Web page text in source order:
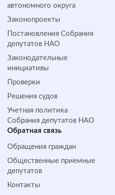
автономного округа
Законопроекты
Постановления Собрания
депутатов НАО
Законодательные
инициативы
Проверки
Решения судов
Учетная политика
Собрания депутатов НАО
Обратная cвязь
Обращения граждан
Общественные приемные
депутатов
Контакты